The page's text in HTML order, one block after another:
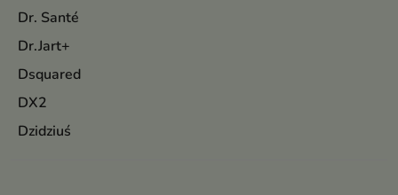
Dr. Santé
Dr.Jart+
Dsquared
DX2
Dzidziuś